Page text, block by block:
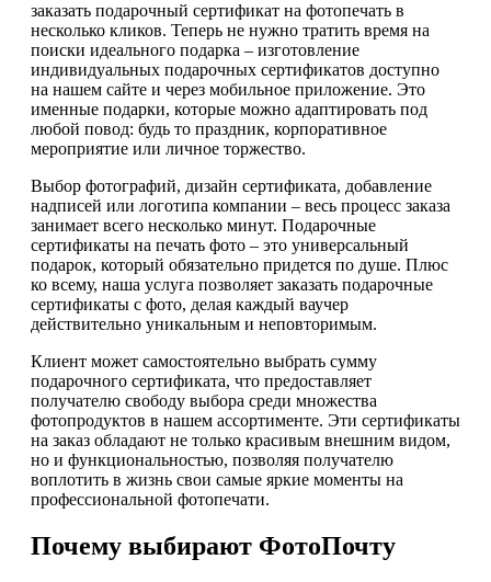
заказать подарочный сертификат на фотопечать в
несколько кликов. Теперь не нужно тратить время на
поиски идеального подарка – изготовление
индивидуальных подарочных сертификатов доступно
на нашем сайте и через мобильное приложение. Это
именные подарки, которые можно адаптировать под
любой повод: будь то праздник, корпоративное
мероприятие или личное торжество.
Выбор фотографий, дизайн сертификата, добавление
надписей или логотипа компании – весь процесс заказа
занимает всего несколько минут. Подарочные
сертификаты на печать фото – это универсальный
подарок, который обязательно придется по душе. Плюс
ко всему, наша услуга позволяет заказать подарочные
сертификаты с фото, делая каждый ваучер
действительно уникальным и неповторимым.
Клиент может самостоятельно выбрать сумму
подарочного сертификата, что предоставляет
получателю свободу выбора среди множества
фотопродуктов в нашем ассортименте. Эти сертификаты
на заказ обладают не только красивым внешним видом,
но и функциональностью, позволяя получателю
воплотить в жизнь свои самые яркие моменты на
профессиональной фотопечати.
Почему выбирают ФотоПочту